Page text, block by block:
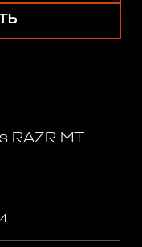
RAZR MT-